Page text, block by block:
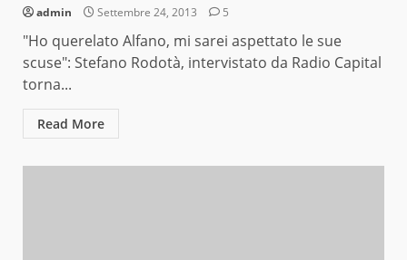
admin Settembre 24, 2013 5
"Ho querelato Alfano, mi sarei aspettato le sue
scuse": Stefano Rodotà, intervistato da Radio Capital
torna...
Read More